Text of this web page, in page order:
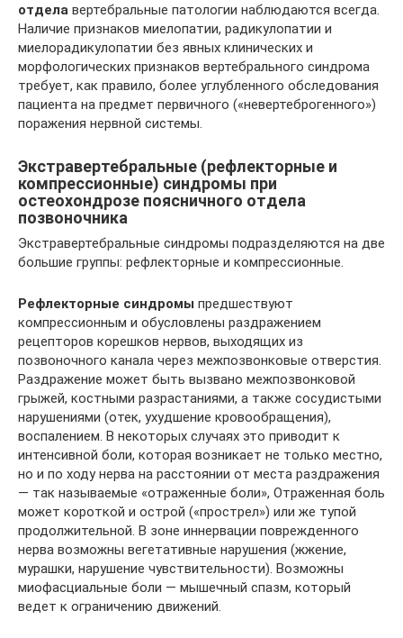
отдела вертебральные патологии наблюдаются всегда.
Наличие признаков миелопатии, радикулопатии и
миелорадикулопатии без явных клинических и
морфологических признаков вертебрального синдрома
требует, как правило, более углубленного обследования
пациента на предмет первичного («невертеброгенного»)
поражения нервной системы.
Экстравертебральные (рефлекторные и
компрессионные) синдромы при
остеохондрозе поясничного отдела
позвоночника
Экстравертебральные синдромы подразделяются на две
большие группы: рефлекторные и компрессионные.
Рефлекторные синдромы предшествуют
компрессионным и обусловлены раздражением
рецепторов корешков нервов, выходящих из
позвоночного канала через межпозвонковые отверстия.
Раздражение может быть вызвано межпозвонковой
грыжей, костными разрастаниями, а также сосудистыми
нарушениями (отек, ухудшение кровообращения),
воспалением. В некоторых случаях это приводит к
интенсивной боли, которая возникает не только местно,
но и по ходу нерва на расстоянии от места раздражения
— так называемые «отраженные боли», Отраженная боль
может короткой и острой («прострел») или же тупой
продолжительной. В зоне иннервации поврежденного
нерва возможны вегетативные нарушения (жжение,
мурашки, нарушение чувствительности). Возможны
миофасциальные боли — мышечный спазм, который
ведет к ограничению движений.